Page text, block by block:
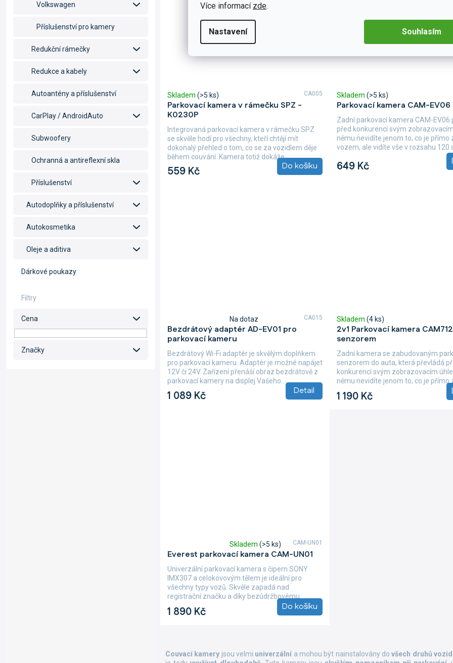
Více informací zde.
Nastavení Souhlasím
Volkswagen
Příslušenství pro kamery
Redukční rámečky
Redukce a kabely
Autoantény a příslušenství
CarPlay / AndroidAuto
Subwoofery
Ochranná a antireflexní skla
Příslušenství
Autodoplňky a příslušenství
Autokosmetika
Oleje a aditiva
Dárkové poukazy
Cena
Značky
Parkovací kamera v rámečku SPZ -
K0230P
Skladem (>5 ks)
559 Kč Do košíku
Integrovaná parkovací kamera v rámečku SPZ
se skvěle hodí pro všechny, kteří chtějí mít
dokonalý přehled o tom, co se za vozidlem děje
během couvání. Kamera totiž dokáže...
CA005
Parkovací kamera CAM-EV06
Skladem (>5 ks)
649 Kč
Zadní parkovací kamera CAM-EV06
před konkurencí svým
němu nevidíte jenom to, co je přímo
vozem, ale vidíte vše v rozsahu 120
Bezdrátový adaptér AD-EV01 pro
parkovací kameru
hodnocení
produktu
je
5,0
z
5
hvězdiček.
Na dotaz
1 089 Kč Detail
Bezdrátový Wi-Fi adaptér je skvělým doplňkem
pro parkovací kameru. Adaptér je možné napájet
12V či 24V. Zařízení přenáší obraz bezdrátově z
parkovací kamery na displej Vašeho...
CA015
2v1 Parkovací kamera
senzorem
Skladem (4 ks)
1 190 Kč
Zadní kamera se zabudovaným
senzorem do auta, která převládá
konkurencí svým zobrazovacím
němu nevidíte jenom to, co je přímo
Everest parkovací kamera CAM-UN01
hodnocení
produktu
je
5,0
z
hvězdiček.
Skladem (>5 ks)
1 890 Kč Do košíku
Univerzální parkovací kamera s čipem SONY
IMX307 a celokovovým tělem je ideální pro
všechny typy vozů. Skvěle zapadá nad
registrační značku a díky bezúdržbovému
CAM-UN01
v
l
Couvací kamery jsou velmi univerzální a mohou být nainstalovány dovšech druhů